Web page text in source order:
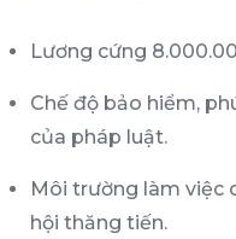
Lương cứng
Chế độ bảo hiểm,
của pháp luật.
Môi trường làm việc
hội thăng tiến.